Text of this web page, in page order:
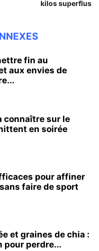
kilos superflus
fin au
aux envies de
connaître sur le
en soirée
pour affiner
faire de sport
et graines de chia :
pour perdre...